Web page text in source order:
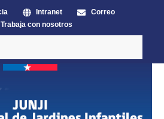
Intranet
Correo
Trabaja con nosotros